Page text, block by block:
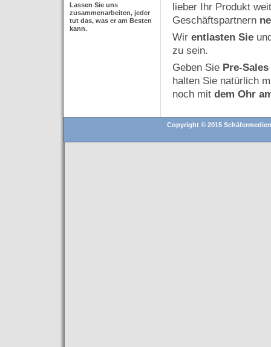
Lassen Sie uns
zusammenarbeiten, jeder
tut das, was er am Besten
kann.
lieber Ihr Produkt
Geschäftspartnern
Wir entlasten Sie
zu sein.
Geben Sie Pre-Sales
halten Sie natürlich
noch mit dem Ohr
Copyright © 2015